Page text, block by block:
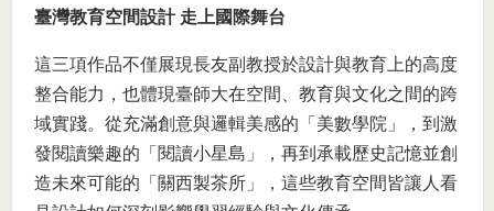
臺灣教育空間設計 走上國際舞台
這三項作品不僅展現長友副教授於設計與教育上的高度
整合能力，也體現臺師大在空間、教育與文化之間的跨
域實踐。從充滿創意與邏輯美感的「美數學院」，到激
發閱讀樂趣的「閱讀小星島」，再到承載歷史記憶並創
造未來可能的「關西製茶所」，這些教育空間皆讓人看